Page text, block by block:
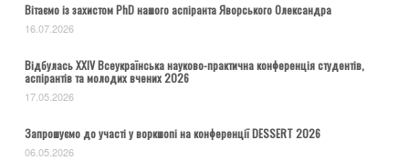
Вітаємо із захистом PhD нашого аспіранта Яворського Олександра
16.07.2026
Відбулась ХХІV Всеукраїнська науково-практична конференція студентів,
аспірантів та молодих вчених 2026
17.05.2026
Запрошуємо до участі у воркшопі на конференції DESSERT 2026
06.05.2026